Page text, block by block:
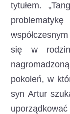
tytułem.
się w
pokoleń, w
syn Artur